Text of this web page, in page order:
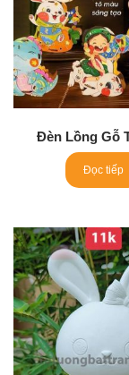
Đèn Lồng Gỗ
Đọc tiếp